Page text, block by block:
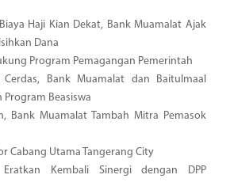
Haji Kian Dekat, Bank Muamalat Ajak
Dana
Program Pemagangan Pemerintah
Cerdas, Bank Muamalat dan Baitulmaal
Beasiswa
Bank Muamalat Tambah Mitra Pemasok
Cabang Utama Tangerang City
Kembali Sinergi dengan DPP